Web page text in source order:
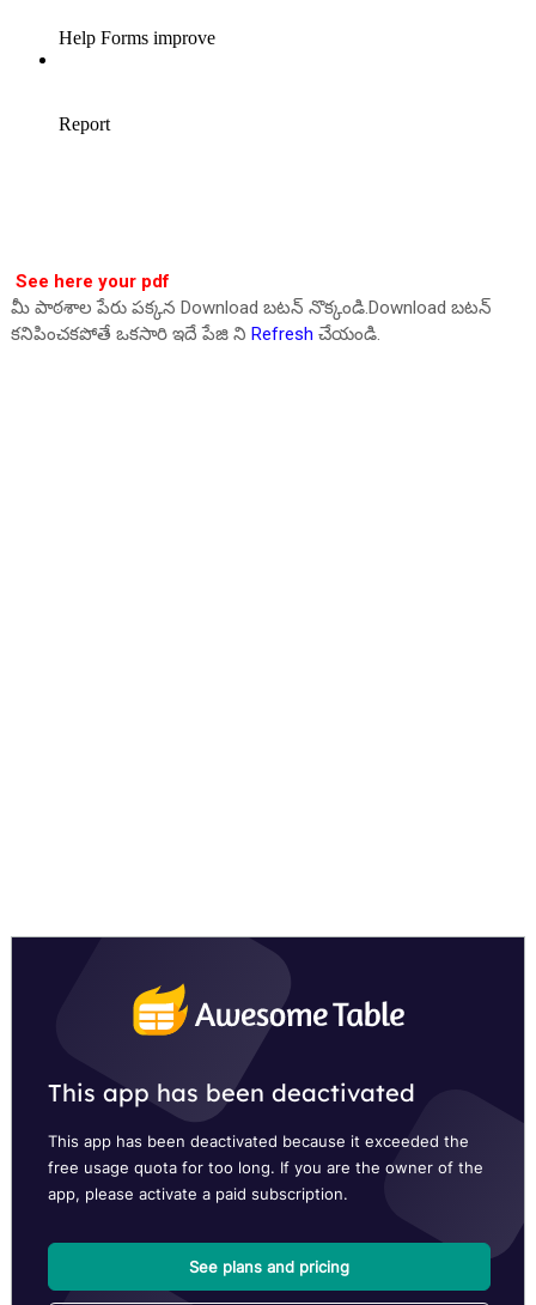
See here your pdf
మీ పాఠశాల పేరు పక్కన Download బటన్ నొక్కండి.Download బటన్
కనిపించకపోతే ఒకసారి ఇదే పేజి ని Refresh చేయండి.